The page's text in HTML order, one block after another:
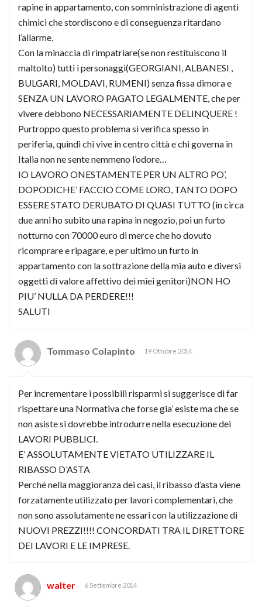
rapine in appartamento, con somministrazione di agenti
chimici che stordiscono e di conseguenza ritardano
l’allarme.
Con la minaccia di rimpatriare(se non restituiscono il
maltolto) tutti i personaggi(GEORGIANI, ALBANESI ,
BULGARI, MOLDAVI, RUMENI) senza fissa dimora e
SENZA UN LAVORO PAGATO LEGALMENTE, che per
vivere debbono NECESSARIAMENTE DELINQUERE !
Purtroppo questo problema si verifica spesso in
periferia, quindi chi vive in centro città e chi governa in
Italia non ne sente nemmeno l’odore…
IO LAVORO ONESTAMENTE PER UN ALTRO PO’,
DOPODICHE’ FACCIO COME LORO, TANTO DOPO
ESSERE STATO DERUBATO DI QUASI TUTTO (in circa
due anni ho subito una rapina in negozio, poi un furto
notturno con 70000 euro di merce che ho dovuto
ricomprare e ripagare, e per ultimo un furto in
appartamento con la sottrazione della mia auto e diversi
oggetti di valore affettivo dei miei genitori)NON HO
PIU’ NULLA DA PERDERE!!!
SALUTI
Tommaso Colapinto 19 Ottobre 2014
Per incrementare i possibili risparmi si suggerisce di far
rispettare una Normativa che forse gia’ esiste ma che se
non asiste si dovrebbe introdurre nella esecuzione dei
LAVORI PUBBLICI.
E’ ASSOLUTAMENTE VIETATO UTILIZZARE IL
RIBASSO D’ASTA
Perché nella maggioranza dei casi, il ribasso d’asta viene
forzatamente utilizzato per lavori complementari, che
non sono assolutamente ne essari con la utilizzazione di
NUOVI PREZZI!!!! CONCORDATI TRA IL DIRETTORE
DEI LAVORI E LE IMPRESE.
walter 6 Settembre 2014